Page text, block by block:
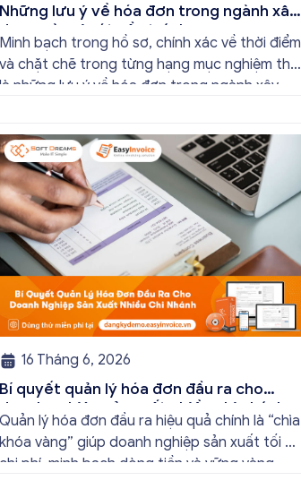
Những lưu ý về hóa đơn trong ngành xây
dựng và sai sót cần tránh
Minh bạch trong hồ sơ, chính xác về thời điểm
và chặt chẽ trong từng hạng mục nghiệm thu
là những lưu ý về hóa đơn trong ngành xây
doanh nghiệp tự động hóa quy […]
16 Tháng 6, 2026
Bí quyết quản lý hóa đơn đầu ra cho
doanh nghiệp sản xuất nhiều chi nhánh
Quản lý hóa đơn đầu ra hiệu quả chính là “chìa
khóa vàng” giúp doanh nghiệp sản xuất tối ưu
chi phí, minh bạch dòng tiền và vững vàng